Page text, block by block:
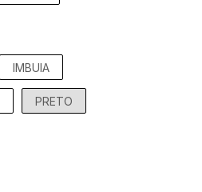
IMBUIA
PRETO